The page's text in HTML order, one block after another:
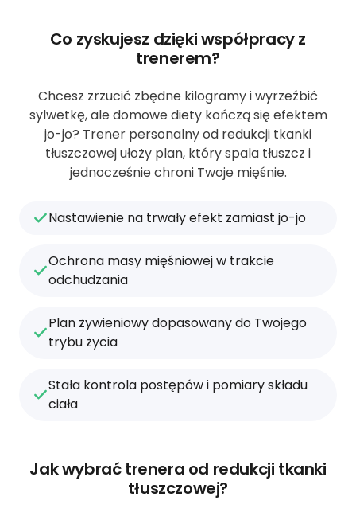
Co zyskujesz dzięki współpracy z
trenerem?
Chcesz zrzucić zbędne kilogramy i wyrzeźbić
sylwetkę, ale domowe diety kończą się efektem
jo-jo? Trener personalny od redukcji tkanki
tłuszczowej ułoży plan, który spala tłuszcz i
jednocześnie chroni Twoje mięśnie.
Nastawienie na trwały efekt zamiast jo-jo
Ochrona masy mięśniowej w trakcie
odchudzania
Plan żywieniowy dopasowany do Twojego
trybu życia
Stała kontrola postępów i pomiary składu
ciała
Jak wybrać trenera od redukcji tkanki
tłuszczowej?